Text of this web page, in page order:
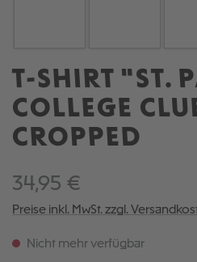
T-SHIRT "ST.
COLLEGE
CROPPED
34,95 €
Preise inkl. MwSt. zzgl.
Nicht mehr verfügbar